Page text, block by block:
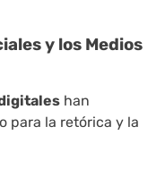
y los Medios
han
para la retórica y la